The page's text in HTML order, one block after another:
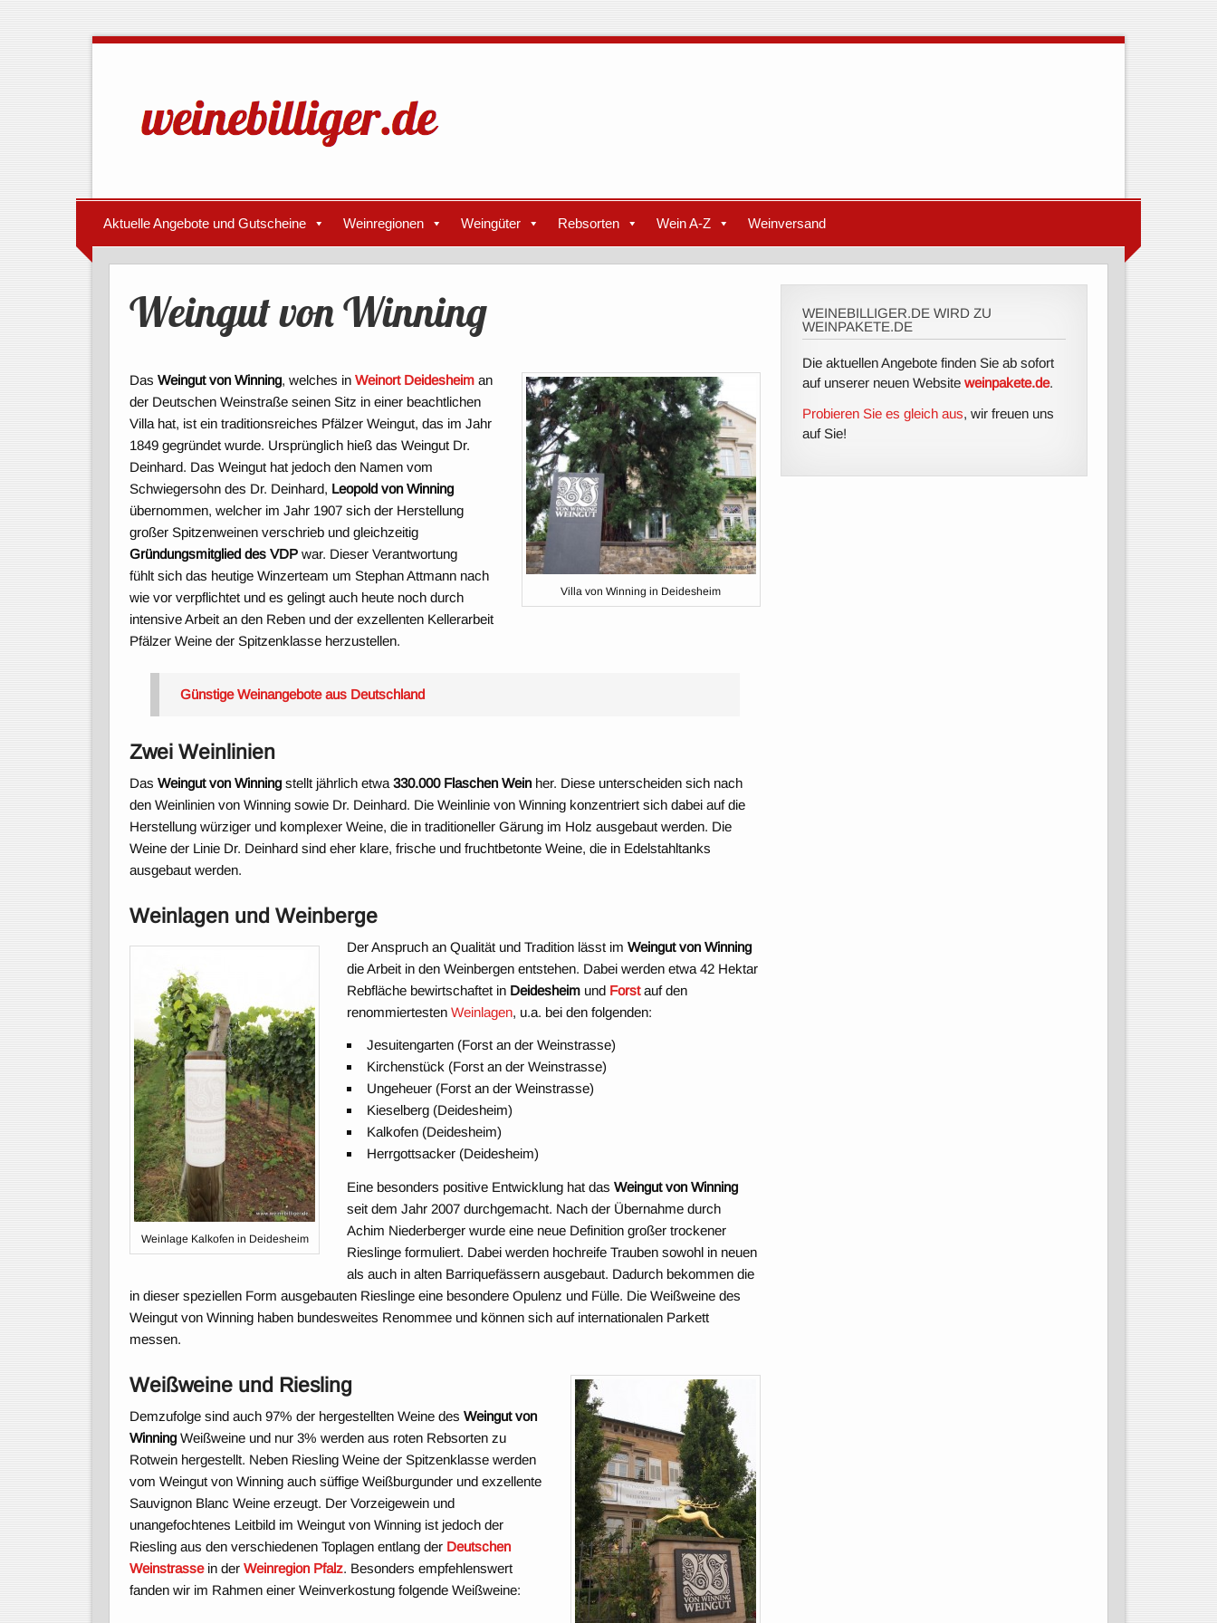
Aktuelle Angebote und Gutscheine Weinregionen Weingüter Rebsorten Wein A-Z Weinversand
Weingut von Winning
Villa von Winning in Deidesheim
DasWeingut von Winning, welches inWeinort Deidesheim an
der Deutschen Weinstraße seinen Sitz in einer beachtlichen
Villa hat, ist ein traditionsreiches Pfälzer Weingut, das im Jahr
1849 gegründet wurde. Ursprünglich hieß das Weingut Dr.
Deinhard. Das Weingut hat jedoch den Namen vom
Schwiegersohn des Dr. Deinhard, Leopold von Winning
übernommen, welcher im Jahr 1907 sich der Herstellung
großer Spitzenweinen verschrieb und gleichzeitig
Gründungsmitglied des VDP war. Dieser Verantwortung
fühlt sich das heutige Winzerteam um Stephan Attmann nach
wie vor verpflichtet und es gelingt auch heute noch durch
intensive Arbeit an den Reben und der exzellenten Kellerarbeit
Pfälzer Weine der Spitzenklasse herzustellen.
Günstige Weinangebote aus Deutschland
Zwei Weinlinien
DasWeingut von Winning stellt jährlich etwa330.000 Flaschen Wein her. Diese unterscheiden sich nach
den Weinlinien von Winning sowie Dr. Deinhard. Die Weinlinie von Winning konzentriert sich dabei auf die
Herstellung würziger und komplexer Weine, die in traditioneller Gärung im Holz ausgebaut werden. Die
Weine der Linie Dr. Deinhard sind eher klare, frische und fruchtbetonte Weine, die in Edelstahltanks
ausgebaut werden.
Weinlagen und Weinberge
Weinlage Kalkofen in Deidesheim
Der Anspruch an Qualität und Tradition lässt imWeingut von Winning
die Arbeit in den Weinbergen entstehen. Dabei werden etwa 42 Hektar
Rebfläche bewirtschaftet in Deidesheim und Forstauf den
renommiertestenWeinlagen, u.a. bei den folgenden:
Jesuitengarten (Forst an der Weinstrasse)
Kirchenstück (Forst an der Weinstrasse)
Ungeheuer (Forst an der Weinstrasse)
Kieselberg (Deidesheim)
Kalkofen (Deidesheim)
Herrgottsacker (Deidesheim)
Eine besonders positive Entwicklung hat dasWeingut von Winning
seit dem Jahr 2007 durchgemacht. Nach der Übernahme durch
Achim Niederberger wurde eine neue Definition großer trockener
Rieslinge formuliert. Dabei werden hochreife Trauben sowohl in neuen
als auch in alten Barriquefässern ausgebaut. Dadurch bekommen die
in dieser speziellen Form ausgebauten Rieslinge eine besondere Opulenz und Fülle. Die Weißweine des
Weingut von Winning haben bundesweites Renommee und können sich auf internationalen Parkett
messen.
Weißweine und Riesling
Demzufolge sind auch 97% der hergestellten Weine desWeingut von
Winning Weißweine und nur 3% werden aus roten Rebsorten zu
Rotwein hergestellt. Neben Riesling Weine der Spitzenklasse werden
vom Weingut von Winning auch süffige Weißburgunder und exzellente
Sauvignon Blanc Weine erzeugt. Der Vorzeigewein und
unangefochtenes Leitbild im Weingut von Winning ist jedoch der
Riesling aus den verschiedenen Toplagen entlang der Deutschen
Weinstrassein derWeinregion Pfalz. Besonders empfehlenswert
fanden wir im Rahmen einer Weinverkostung folgende Weißweine:
WEINEBILLIGER.DE WIRD ZU
WEINPAKETE.DE
Die aktuellen Angebote finden Sie ab sofort
auf unserer neuen Websiteweinpakete.de.
Probieren Sie es gleich aus, wir freuen uns
auf Sie!